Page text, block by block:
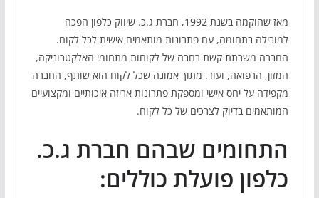
מאז שהוקמה בשנת 1992, חברת ג.כ. שיווק כלפון הפכה
למובילה בתחומה, עם פתרונות מותאמים אישית לכל לקוח.
החברה משרתת קשת רחבה של לקוחות מתחומי האלקטרוניקה,
המזון, הרפואה, ועוד. מתוך אמונה שכל לקוח הוא שותף, החברה
מקפידה על יחס אישי ומספקת פתרונות אריזה איכותיים ומקצועיים
המותאמים בדיוק לצרכים של כל לקוח.
התחומים שבהם חברת ג.כ.
כלפון פועלת כוללים: